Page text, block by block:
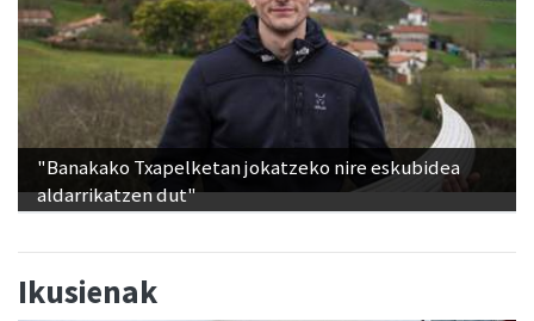
"Banakako Txapelketan jokatzeko nire eskubidea
aldarrikatzen dut"
Ikusienak